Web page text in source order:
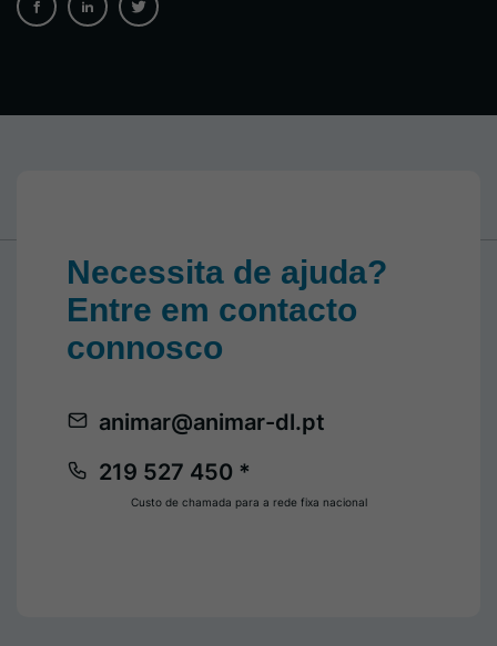
Necessita de ajuda?
Entre em contacto
connosco
219 527 450 *
animar@animar-dl.pt
Custo de chamada para a rede fixa nacional